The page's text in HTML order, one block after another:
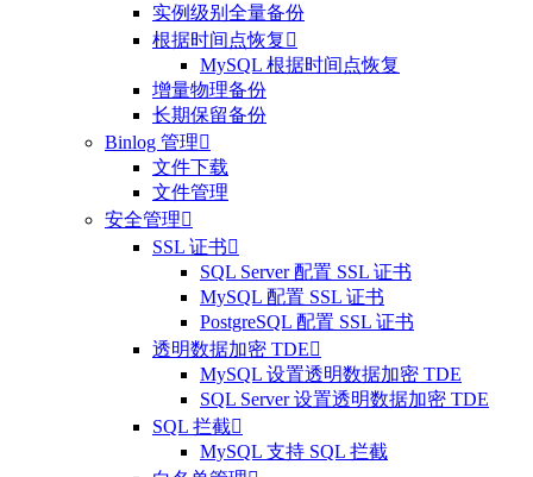
实例级别全量备份
根据时间点恢复 
MySQL 根据时间点恢复
增量物理备份
长期保留备份
Binlog 管理
文件下载
文件管理
安全管理
SSL 证书
SQL Server 配置 SSL 证书
MySQL 配置 SSL 证书
PostgreSQL 配置 SSL 证书
透明数据加密 TDE
MySQL 设置透明数据加密 TDE
SQL Server 设置透明数据加密 TDE
SQL 拦截
MySQL 支持 SQL 拦截